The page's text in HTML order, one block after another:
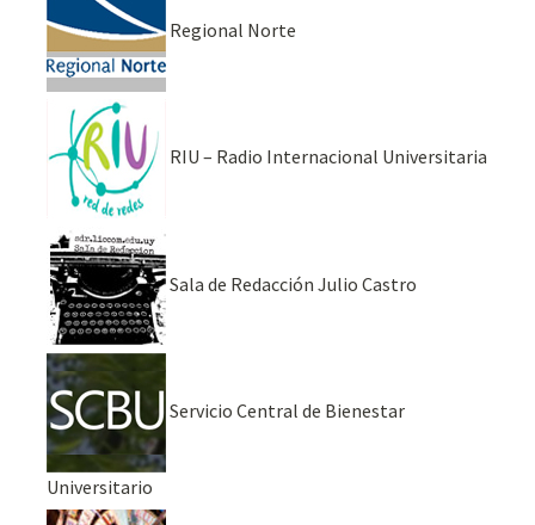
Regional Norte
RIU – Radio Internacional Universitaria
Sala de Redacción Julio Castro
Servicio Central de Bienestar
Universitario